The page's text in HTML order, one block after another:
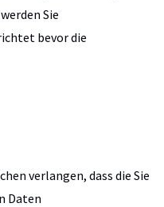
Sie
bevor die
verlangen, dass die Sie
Daten